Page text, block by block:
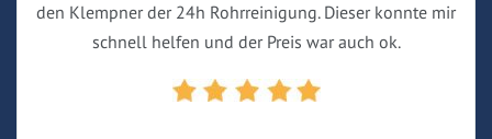
den Klempner der 24h Rohrreinigung. Dieser konnte mir
schnell helfen und der Preis war auch ok.